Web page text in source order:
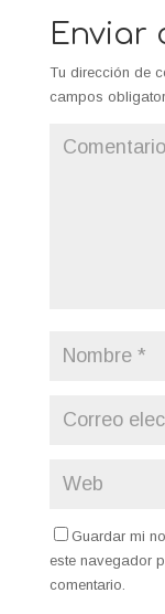
Enviar
Tu dirección de
campos
Guardar mi
este navegador
comentario.